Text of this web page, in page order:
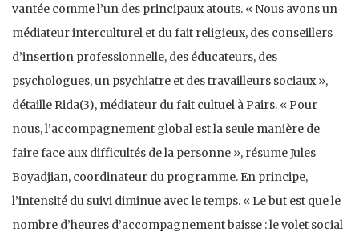
vantée comme l’un des principaux atouts. « Nous avons un
médiateur interculturel et du fait religieux, des conseillers
d’insertion professionnelle, des éducateurs, des
psychologues, un psychiatre et des travailleurs sociaux »,
détaille Rida(3), médiateur du fait cultuel à Pairs. « Pour
nous, l’accompagnement global est la seule manière de
faire face aux difficultés de la personne », résume Jules
Boyadjian, coordinateur du programme. En principe,
l’intensité du suivi diminue avec le temps. « Le but est que le
nombre d’heures d’accompagnement baisse : le volet social